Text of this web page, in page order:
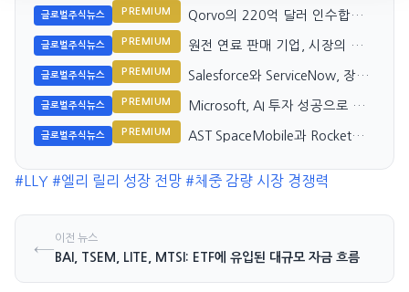
글로벌주식뉴스 PREMIUM
Qorvo의 220억 달러 인수합병,
글로벌주식뉴스 PREMIUM
원전 연료 판매 기업, 시장의 기
글로벌주식뉴스 PREMIUM
Salesforce와 ServiceNow, 장기
글로벌주식뉴스 PREMIUM
Microsoft, AI 투자 성공으로 시
글로벌주식뉴스 PREMIUM
AST SpaceMobile과 Rocket
#LLY #엘리 릴리 성장 전망 #체중 감량 시장 경쟁력
←이전 뉴스
BAI, TSEM, LITE, MTSI: ETF에 유입된 대규모 자금 흐름